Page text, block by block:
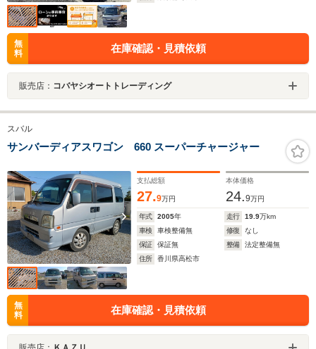
無
料
在庫確認・見積依頼
販売店： コバヤシオートトレーディング
スバル
サンバーディアスワゴン 660 スーパーチャージャー
支払総額
27.9万円
本体価格
24.9万円
年式 2005年 走行 19.9万km
車検
車検整備無 修復
なし
保証
保証無 整備
法定整備無
住所
香川県高松市
無
料
在庫確認・見積依頼